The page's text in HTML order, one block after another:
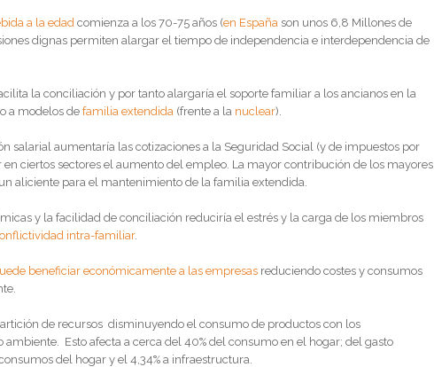
a la edad comienza a los 70-75 años (en España son unos 6,8 Millones de
dignas permiten alargar el tiempo de independencia e interdependencia de
la conciliación y por tanto alargaría el soporte familiar a los ancianos en la
a modelos de familia extendida (frente a la nuclear).
salarial aumentaría las cotizaciones a la Seguridad Social (y de impuestos por
ciertos sectores el aumento del empleo. La mayor contribución de los mayores
aliciente para el mantenimiento de la familia extendida.
y la facilidad de conciliación reduciría el estrés y la carga de los miembros
intra-familiar.
beneficiar económicamente a las empresas reduciendo costes y consumos
de recursos disminuyendo el consumo de productos con los
ambiente. Esto afecta a cerca del 40% del consumo en el hogar; del gasto
del hogar y el 4,34% a infraestructura.